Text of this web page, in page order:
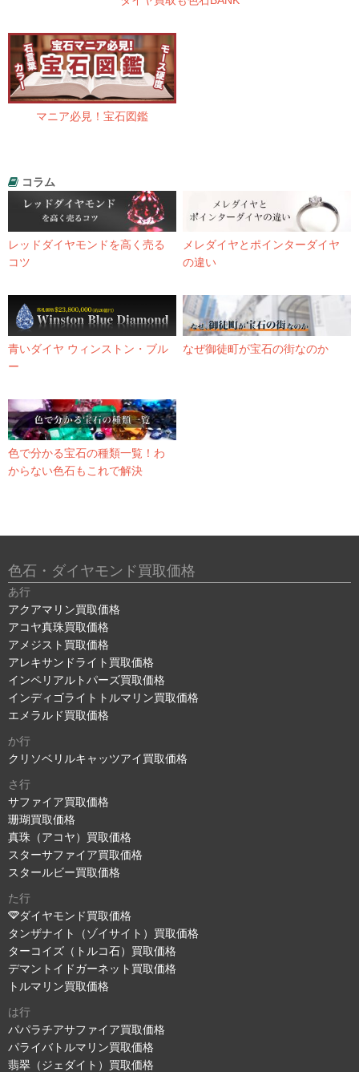
マニア必見！宝石図鑑
コラム
レッドダイヤモンドを高く売る
コツ
メレダイヤとポインターダイヤ
の違い
青いダイヤ ウィンストン・ブル
ー
なぜ御徒町が宝石の街なのか
色で分かる宝石の種類一覧！わ
からない色石もこれで解決
色石・ダイヤモンド買取価格
あ行
アクアマリン買取価格
アコヤ真珠買取価格
アメジスト買取価格
アレキサンドライト買取価格
インペリアルトパーズ買取価格
インディゴライトトルマリン買取価格
エメラルド買取価格
か行
クリソベリルキャッツアイ買取価格
さ行
サファイア買取価格
珊瑚買取価格
真珠（アコヤ）買取価格
スターサファイア買取価格
スタールビー買取価格
た行
ダイヤモンド買取価格
タンザナイト（ゾイサイト）買取価格
ターコイズ（トルコ石）買取価格
デマントイドガーネット買取価格
トルマリン買取価格
は行
パパラチアサファイア買取価格
パライバトルマリン買取価格
翡翠（ジェダイト）買取価格